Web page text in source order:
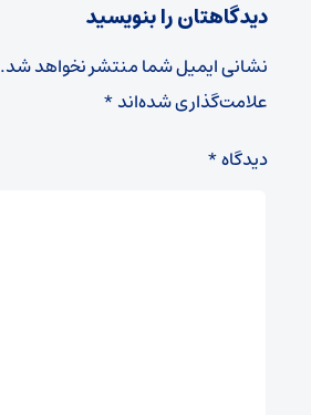
دیدگاهتان را بنویسید
نشانی ایمیل شما منتشر نخواهد شد.
علامت‌گذاری شده‌اند*
دیدگاه*